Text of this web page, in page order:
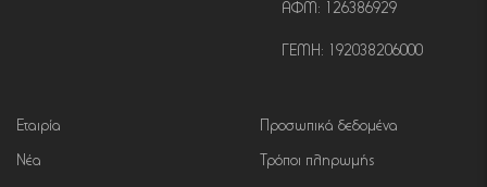
ΑΦΜ: 126386929
ΓΕΜΗ: 192038206000
Εταιρία
Νέα
Προσωπικά δεδομένα
Τρόποι πληρωμής